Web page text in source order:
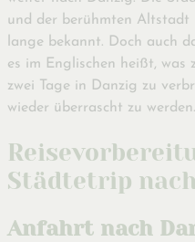
und der berühmten Altstadt
lange bekannt. Doch auch
es im Englischen heißt, was
zwei Tage in Danzig zu
wieder überrascht zu werden.
Städtetrip
Anfahrt nach